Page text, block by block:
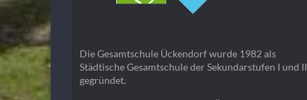
Die Gesamtschule Ückendorf wurde 1982 als
Städtische Gesamtschule der Sekundarstufen I und II
gegründet.